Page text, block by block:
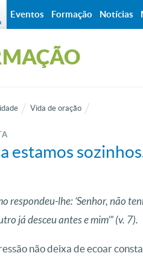
Vida de oração
estamos
respondeu-lhe: ‘Senhor, não
já desceu antes e mim’” (v. 7).
não deixa de ecoar
Eventos Formação Notícias